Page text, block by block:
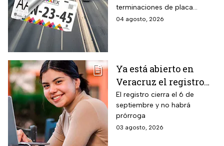
verificación
vehicular o recibirán
terminaciones de placa
enfrentan el cierre de su
sanción de miles de pesos.
04 agosto, 2026
Ya está abierto en
Veracruz el registro
para becas de hasta
$3,000 pesos para
estudiantes de todos
los niveles: fecha
El registro cierra el 6 de
septiembre y no habrá
prórroga
03 agosto, 2026